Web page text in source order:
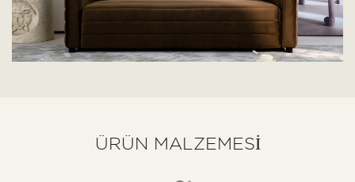
ÜRÜN MALZEMESI